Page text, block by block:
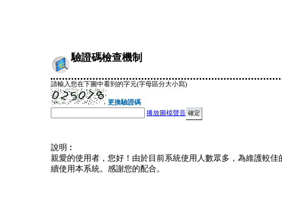
驗證碼檢查機制
請輸入您在下圖中看到的字元(字母區分大小寫)
更換驗證碼
播放圖檔聲音
說明︰
親愛的使用者，您好！由於目前系統使用人數眾多，為維護較
續使用本系統。感謝您的配合。